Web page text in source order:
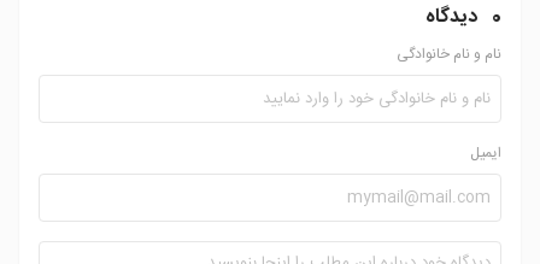
0 دیدگاه
نام و نام خانوادگی
ایمیل